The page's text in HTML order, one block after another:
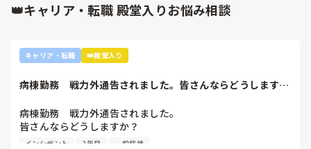
らを選びますか？
👑キャリア・転職 殿堂入りお悩み相談
キャリア・転職 👑殿堂入り
病棟勤務　戦力外通告されました。皆さんならどうします
病棟勤務　戦力外通告されました。
皆さんならどうしますか？
2年目です。1年目はゆるい部署にいましたが、人間関係が原
インシデント 2年目 一般病棟